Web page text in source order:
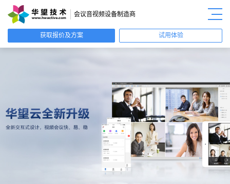
会议音视频设备制造商
获取报价及方案 试用体验